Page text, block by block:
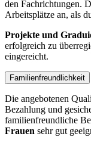
den Fachrichtungen.
Arbeitsplätze an, als
Projekte und
erfolgreich zu
eingereicht.
Familienfreundlichkeit
Die angebotenen
Bezahlung und
familienfreundliche
Frauen sehr gut